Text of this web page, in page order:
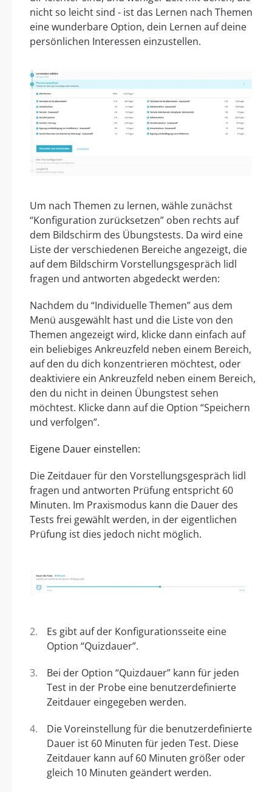
nicht so leicht sind - ist das Lernen nach Themen
eine wunderbare Option, dein Lernen auf deine
persönlichen Interessen einzustellen.
Um nach Themen zu lernen, wähle zunächst
“Konfiguration zurücksetzen” oben rechts auf
dem Bildschirm des Übungstests. Da wird eine
Liste der verschiedenen Bereiche angezeigt, die
auf dem Bildschirm Vorstellungsgespräch lidl
fragen und antworten abgedeckt werden:
Nachdem du “Individuelle Themen” aus dem
Menü ausgewählt hast und die Liste von den
Themen angezeigt wird, klicke dann einfach auf
ein beliebiges Ankreuzfeld neben einem Bereich,
auf den du dich konzentrieren möchtest, oder
deaktiviere ein Ankreuzfeld neben einem Bereich,
den du nicht in deinen Übungstest sehen
möchtest. Klicke dann auf die Option “Speichern
und verfolgen”.
Eigene Dauer einstellen:
Die Zeitdauer für den Vorstellungsgespräch lidl
fragen und antworten Prüfung entspricht 60
Minuten. Im Praxismodus kann die Dauer des
Tests frei gewählt werden, in der eigentlichen
Prüfung ist dies jedoch nicht möglich.
Es gibt auf der Konfigurationsseite eine
Option “Quizdauer”.
Bei der Option “Quizdauer” kann für jeden
Test in der Probe eine benutzerdefinierte
Zeitdauer eingegeben werden.
Die Voreinstellung für die benutzerdefinierte
Dauer ist 60 Minuten für jeden Test. Diese
Zeitdauer kann auf 60 Minuten größer oder
gleich 10 Minuten geändert werden.